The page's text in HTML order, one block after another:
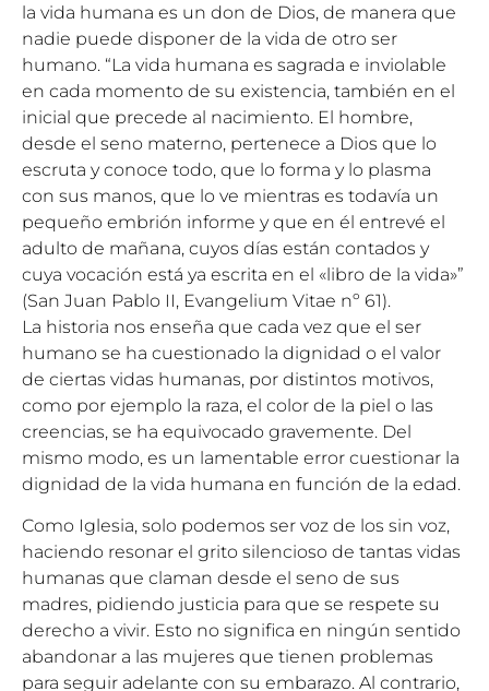
la vida humana es un don de Dios, de manera que
nadie puede disponer de la vida de otro ser
humano. “La vida humana es sagrada e inviolable
en cada momento de su existencia, también en el
inicial que precede al nacimiento. El hombre,
desde el seno materno, pertenece a Dios que lo
escruta y conoce todo, que lo forma y lo plasma
con sus manos, que lo ve mientras es todavía un
pequeño embrión informe y que en él entrevé el
adulto de mañana, cuyos días están contados y
cuya vocación está ya escrita en el «libro de la vida»”
(San Juan Pablo II, Evangelium Vitae nº 61).
La historia nos enseña que cada vez que el ser
humano se ha cuestionado la dignidad o el valor
de ciertas vidas humanas, por distintos motivos,
como por ejemplo la raza, el color de la piel o las
creencias, se ha equivocado gravemente. Del
mismo modo, es un lamentable error cuestionar la
dignidad de la vida humana en función de la edad.
Como Iglesia, solo podemos ser voz de los sin voz,
haciendo resonar el grito silencioso de tantas vidas
humanas que claman desde el seno de sus
madres, pidiendo justicia para que se respete su
derecho a vivir. Esto no significa en ningún sentido
abandonar a las mujeres que tienen problemas
para seguir adelante con su embarazo. Al contrario,